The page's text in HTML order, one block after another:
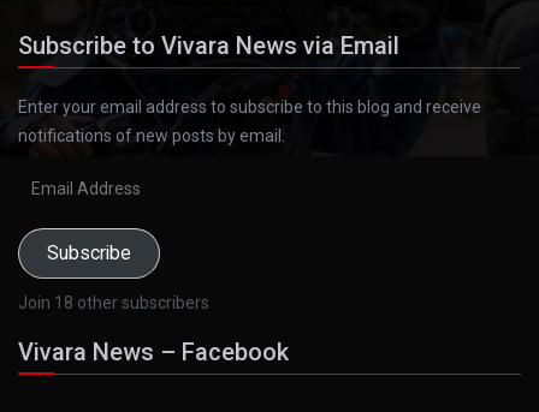
Subscribe to Vivara News via Email
Enter your email address to subscribe to this blog and receive
notifications of new posts by email.
Subscribe
Join 18 other subscribers
Vivara News – Facebook